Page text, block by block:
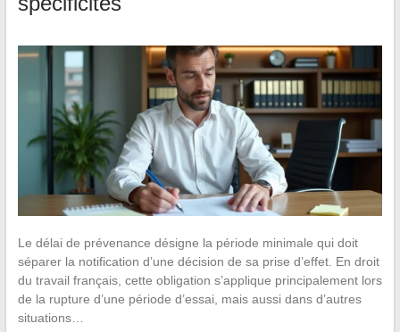
Le délai de prévenance désigne la période minimale qui doit
séparer la notification d’une décision de sa prise d’effet. En droit
du travail français, cette obligation s’applique principalement lors
de la rupture d’une période d’essai, mais aussi dans d’autres
situations…